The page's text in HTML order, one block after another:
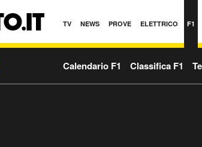
TV NEWS PROVE ELETTRICO F1
Calendario F1 Classifica F1